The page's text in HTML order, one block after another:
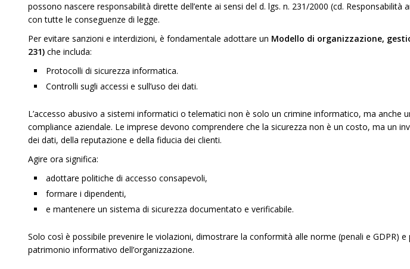
possono nascere responsabilità dirette dell’ente ai sensi del d. lgs. n. 231/2000 (cd. Responsabilità
con tutte le conseguenze di legge.
Per evitare sanzioni e interdizioni, è fondamentale adottare un Modello di organizzazione,
231) che includa:
Protocolli di sicurezza informatica.
Controlli sugli accessi e sull’uso dei dati.
L’accesso abusivo a sistemi informatici o telematici non è solo un crimine informatico, ma anche
compliance aziendale. Le imprese devono comprendere che la sicurezza non è un costo, ma un
dei dati, della reputazione e della fiducia dei clienti.
Agire ora significa:
adottare politiche di accesso consapevoli,
formare i dipendenti,
e mantenere un sistema di sicurezza documentato e verificabile.
Solo così è possibile prevenire le violazioni, dimostrare la conformità alle norme (penali e GDPR)
patrimonio informativo dell’organizzazione.